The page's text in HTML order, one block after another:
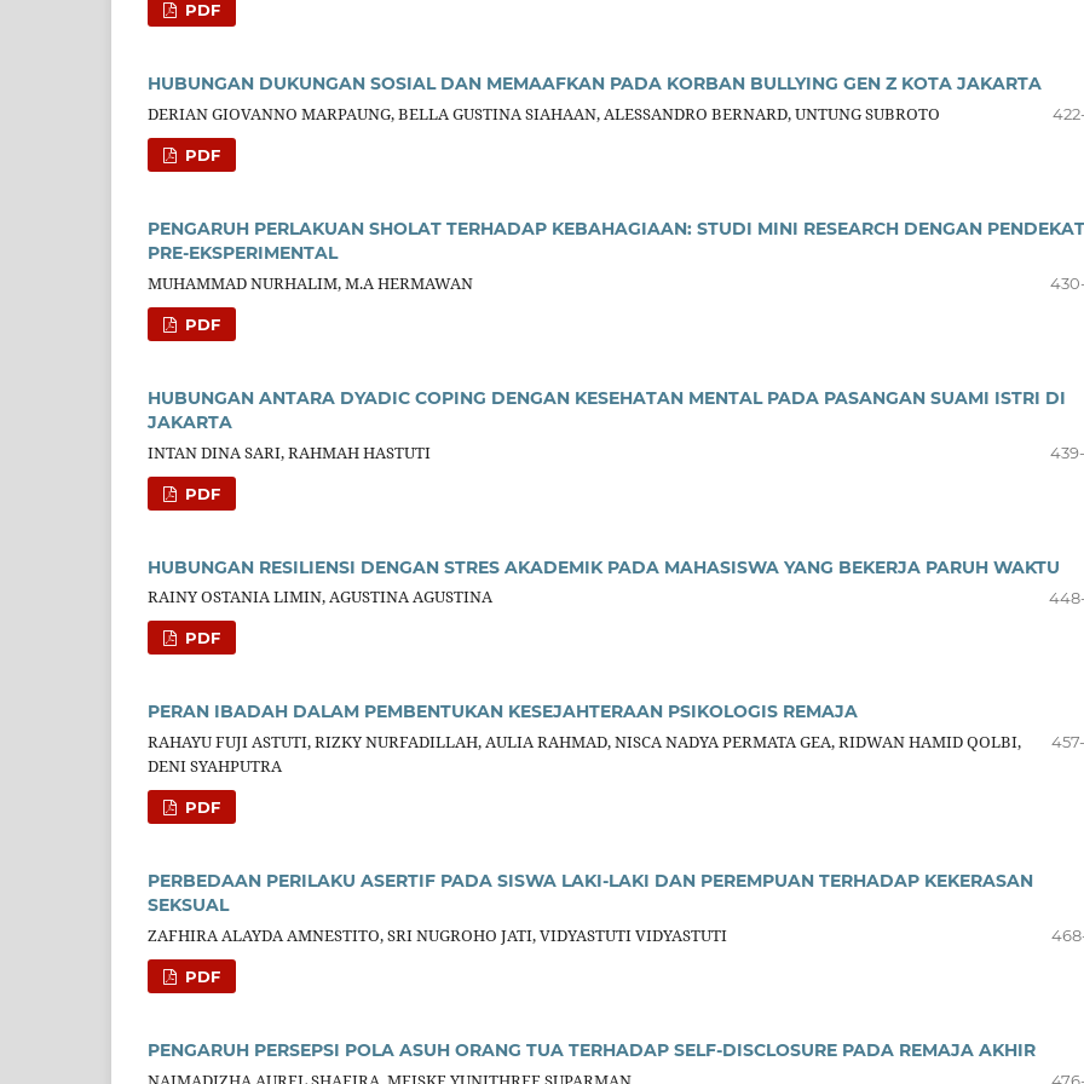
PDF
HUBUNGAN DUKUNGAN SOSIAL DAN MEMAAFKAN PADA KORBAN BULLYING GEN Z KOTA JAKARTA
DERIAN GIOVANNO MARPAUNG, BELLA GUSTINA SIAHAAN, ALESSANDRO BERNARD, UNTUNG SUBROTO
PDF
PENGARUH PERLAKUAN SHOLAT TERHADAP KEBAHAGIAAN: STUDI MINI RESEARCH DENGAN
PRE-EKSPERIMENTAL
MUHAMMAD NURHALIM, M.A HERMAWAN
PDF
HUBUNGAN ANTARA DYADIC COPING DENGAN KESEHATAN MENTAL PADA PASANGAN SUAMI ISTRI DI
JAKARTA
INTAN DINA SARI, RAHMAH HASTUTI
PDF
HUBUNGAN RESILIENSI DENGAN STRES AKADEMIK PADA MAHASISWA YANG BEKERJA PARUH WAKTU
RAINY OSTANIA LIMIN, AGUSTINA AGUSTINA
PDF
PERAN IBADAH DALAM PEMBENTUKAN KESEJAHTERAAN PSIKOLOGIS REMAJA
RAHAYU FUJI ASTUTI, RIZKY NURFADILLAH, AULIA RAHMAD, NISCA NADYA PERMATA GEA, RIDWAN HAMID QOLBI,
DENI SYAHPUTRA
PDF
PERBEDAAN PERILAKU ASERTIF PADA SISWA LAKI-LAKI DAN PEREMPUAN TERHADAP KEKERASAN
SEKSUAL
ZAFHIRA ALAYDA AMNESTITO, SRI NUGROHO JATI, VIDYASTUTI VIDYASTUTI
PDF
PENGARUH PERSEPSI POLA ASUH ORANG TUA TERHADAP SELF-DISCLOSURE PADA REMAJA AKHIR